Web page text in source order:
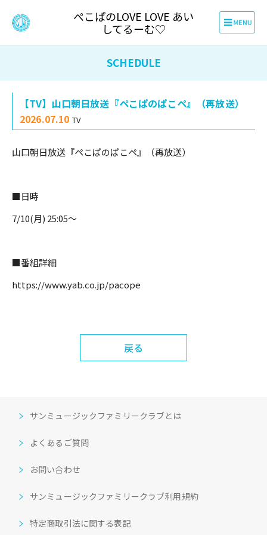
ぺこぱのLOVE LOVE あい
してるーむ♡
SCHEDULE
【TV】山口朝日放送『ペこぱのぱこペ』（再放送）
2026.07.10 TV
山口朝日放送『ペこぱのぱこペ』（再放送）
■日時
7/10(月) 25:05～
■番組詳細
https://www.yab.co.jp/pacope
戻る
サンミュージックファミリークラブとは
よくあるご質問
お問い合わせ
サンミュージックファミリークラブ利用規約
特定商取引法に関する表記